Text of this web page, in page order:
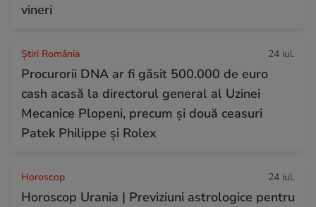
vineri
Știri România 24 iul.
Procurorii DNA ar fi găsit 500.000 de euro
cash acasă la directorul general al Uzinei
Mecanice Plopeni, precum și două ceasuri
Patek Philippe și Rolex
Horoscop 24 iul.
Horoscop Urania | Previziuni astrologice pentru